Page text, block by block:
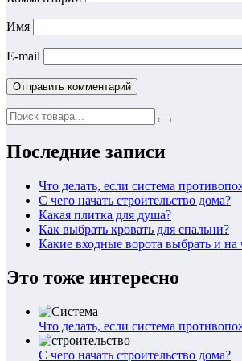
Имя
E-mail
Последние записи
Что делать, если система
С чего начать строительство дома?
Какая плитка для душа?
Как выбрать кровать для спальни?
Какие входные ворота выбрать и на
Это тоже интересно
Что делать, если система
С чего начать строительство дома?